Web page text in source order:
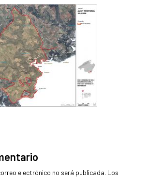
electrónico no será publicada. Los